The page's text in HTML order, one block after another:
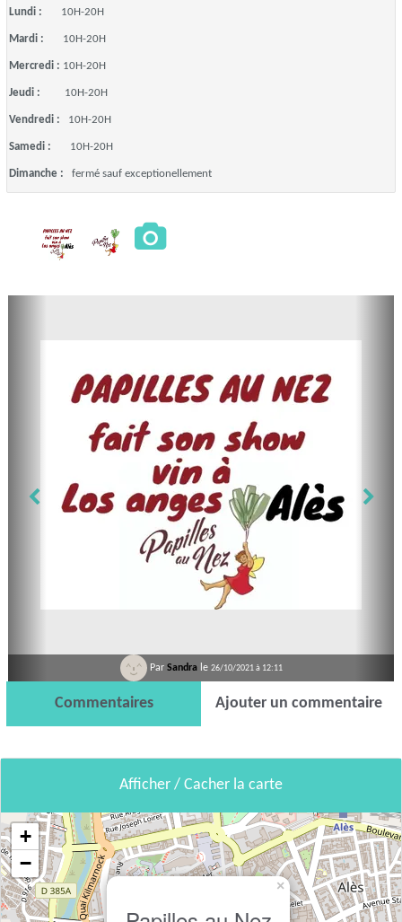
Lundi : 10H-20H
Mardi : 10H-20H
Mercredi : 10H-20H
Jeudi : 10H-20H
Vendredi : 10H-20H
Samedi : 10H-20H
Dimanche : fermé sauf exceptionellement
Par Sandra le 26/10/2021 à 12:11
Commentaires Ajouter un commentaire
Afficher / Cacher la carte
×
+
−